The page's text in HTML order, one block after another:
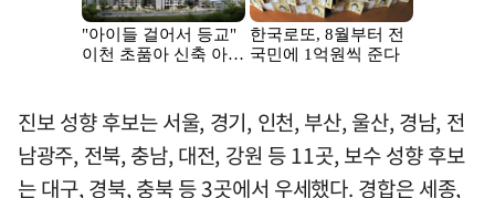
진보 성향 후보는 서울, 경기, 인천, 부산, 울산, 경남, 전
남광주, 전북, 충남, 대전, 강원 등 11곳, 보수 성향 후보
는 대구, 경북, 충북 등 3곳에서 우세했다. 경합은 세종,